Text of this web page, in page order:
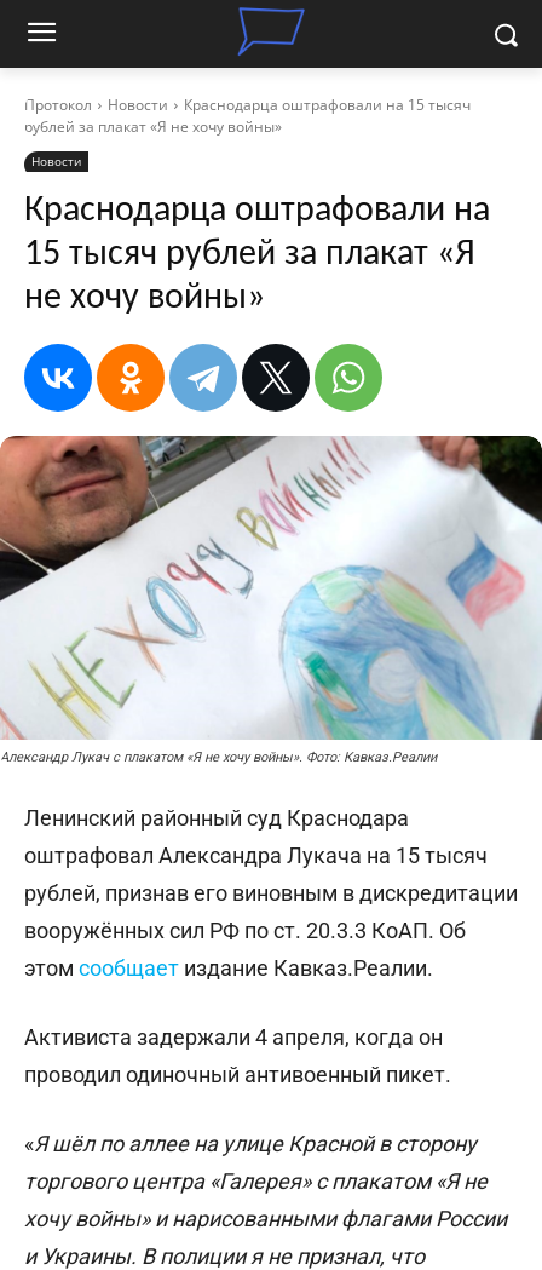
Протокол Новости
Краснодарца оштрафовали на 15 тысяч
рублей за плакат «Я не хочу войны»
Новости
Краснодарца оштрафовали на
15 тысяч рублей за плакат «Я
не хочу войны»
Александр Лукач с плакатом «Я не хочу войны». Фото: Кавказ.Реалии
Ленинский районный суд Краснодара
оштрафовал Александра Лукача на 15 тысяч
рублей, признав его виновным в дискредитации
вооружённых сил РФ по ст. 20.3.3 КоАП. Об
этом сообщает издание Кавказ.Реалии.
Активиста задержали 4 апреля, когда он
проводил одиночный антивоенный пикет.
«Я шёл по аллее на улице Красной в сторону
торгового центра «Галерея» с плакатом «Я не
хочу войны» и нарисованными флагами России
и Украины. В полиции я не признал, что